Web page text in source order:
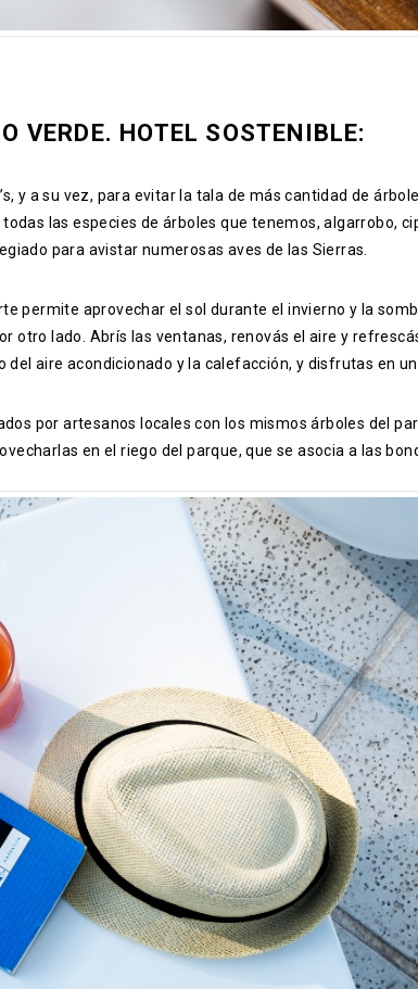
VERDE. HOTEL SOSTENIBLE:
y a su vez, para evitar la tala de más cantidad de
las especies de árboles que tenemos, algarrobo,
para avistar numerosas aves de las Sierras.
permite aprovechar el sol durante el invierno y la
otro lado. Abrís las ventanas, renovás el aire y
del aire acondicionado y la calefacción, y disfrutas en
por artesanos locales con los mismos árboles del
en el riego del parque, que se asocia a las